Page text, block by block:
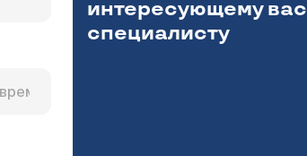
интересующему вас
специалисту